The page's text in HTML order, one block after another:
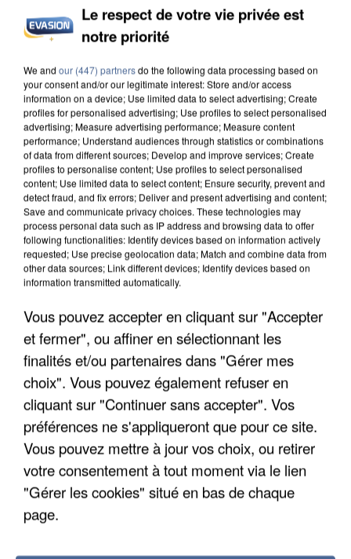
UN SECOND CADRE DE LA DZ MAFIA
INTERPELLÉ EN ALGÉRIE
UNE TOURISTE DE L’OISE EMPORTÉE PAR UNE
COULÉE DE BOUE EN HAUTE-SAVOIE
Le respect de votre vie privée est
notre priorité
We and our (447) partnersdo the following data processing based on
your consent and/or our legitimate interest: Store and/or access
information on a device; Use limited data to select advertising; Create
profiles for personalised advertising; Use profiles to select personalised
advertising; Measure advertising performance; Measure content
performance; Understand audiences through statistics or combinations
of data from different sources; Develop and improve services; Create
profiles to personalise content; Use profiles to select personalised
content; Use limited data to select content; Ensure security, prevent and
detect fraud, and fix errors; Deliver and present advertising and content;
Save and communicate privacy choices. These technologies may
process personal data such as IP address and browsing data to offer
following functionalities: Identify devices based on information actively
requested; Use precise geolocation data; Match and combine data from
other data sources; Link different devices; Identify devices based on
information transmitted automatically.
Vous pouvez accepter en cliquant sur "Accepter
et fermer", ou affiner en sélectionnant les
finalités et/ou partenaires dans "Gérer mes
choix". Vous pouvez également refuser en
cliquant sur "Continuer sans accepter". Vos
préférences ne s'appliqueront que pour ce site.
Vous pouvez mettre à jour vos choix, ou retirer
votre consentement à tout moment via le lien
"Gérer les cookies" situé en bas de chaque
page.